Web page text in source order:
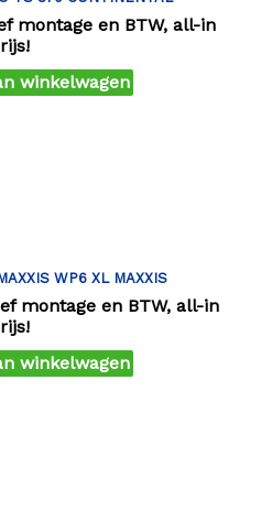
montage en BTW, all-in
winkelwagen
WP6 XL MAXXIS
montage en BTW, all-in
winkelwagen